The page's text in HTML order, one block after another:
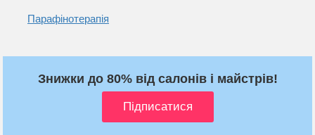
Парафінотерапія
Знижки до 80% від салонів і майстрів!